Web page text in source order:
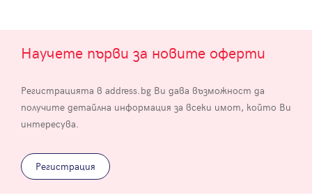
Научете първи за новите оферти
Регистрацията в address.bg Ви дава възможност да
получите детайлна информация за всеки имот, който Ви
интересува.
Регистрация